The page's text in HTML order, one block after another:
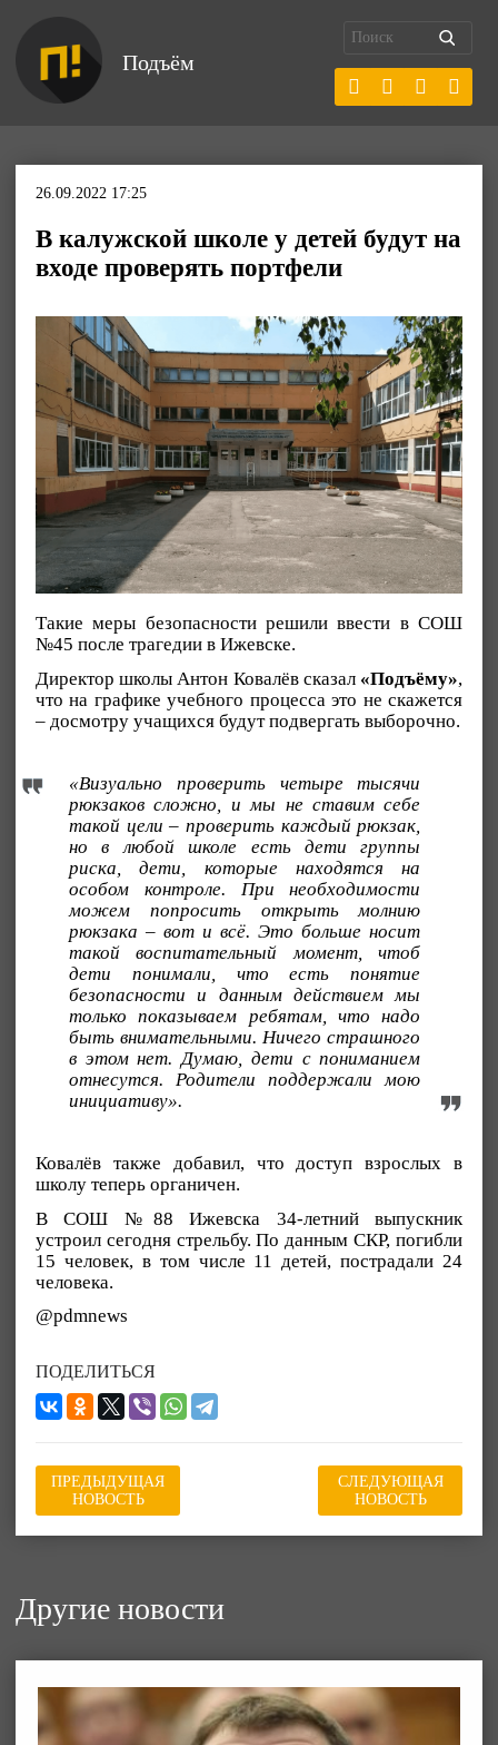
Подъём
26.09.2022 17:25
В калужской школе у детей будут на
входе проверять портфели
Такие меры безопасности решили ввести в СОШ
№45 после трагедии в Ижевске.
Директор школы Антон Ковалёв сказал «Подъёму»,
что на графике учебного процесса это не скажется
– досмотру учащихся будут подвергать выборочно.
«Визуально проверить четыре тысячи
рюкзаков сложно, и мы не ставим себе
такой цели – проверить каждый рюкзак,
но в любой школе есть дети группы
риска, дети, которые находятся на
особом контроле. При необходимости
можем попросить открыть молнию
рюкзака – вот и всё. Это больше носит
такой воспитательный момент, чтоб
дети понимали, что есть понятие
безопасности и данным действием мы
только показываем ребятам, что надо
быть внимательными. Ничего страшного
в этом нет. Думаю, дети с пониманием
отнесутся. Родители поддержали мою
инициативу».
Ковалёв также добавил, что доступ взрослых в
школу теперь органичен.
В СОШ №88 Ижевска 34-летний выпускник
устроил сегодня стрельбу. По данным СКР, погибли
15 человек, в том числе 11 детей, пострадали 24
человека.
@pdmnews
ПОДЕЛИТЬСЯ
ПРЕДЫДУЩАЯ
НОВОСТЬ
СЛЕДУЮЩАЯ
НОВОСТЬ
Другие новости